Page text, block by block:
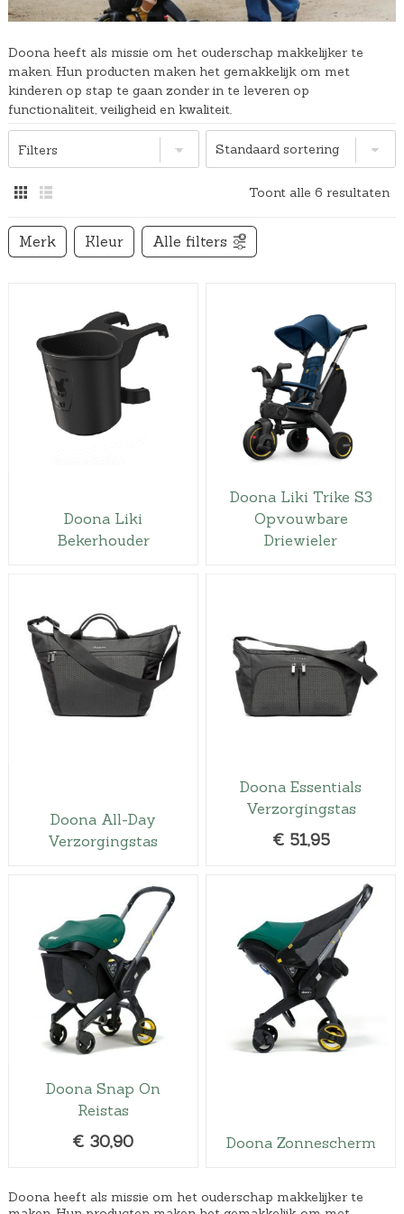
Doona heeft als missie om het ouderschap makkelijker te
maken. Hun producten maken het gemakkelijk om met
kinderen op stap te gaan zonder in te leveren op
functionaliteit, veiligheid en kwaliteit.
Filters
Toont alle 6 resultaten
Merk Kleur Alle filters
Doona Liki
Bekerhouder
Doona Liki Trike S3
Opvouwbare
Driewieler
Doona All-Day
Verzorgingstas
Doona Essentials
Verzorgingstas
€ 51,95
Doona Snap On
Reistas
€ 30,90 Doona Zonnescherm
Doona heeft als missie om het ouderschap makkelijker te